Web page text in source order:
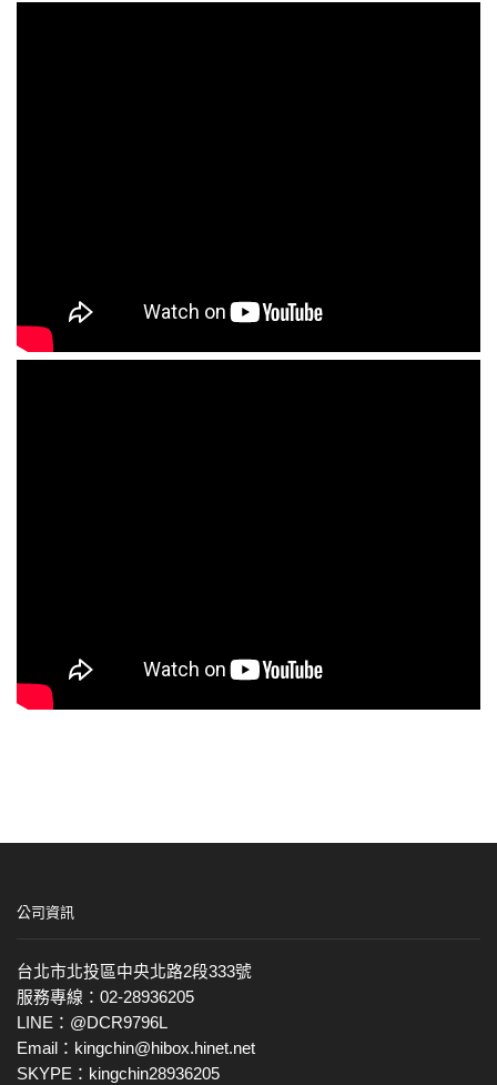
公司資訊
台北市北投區中央北路2段333號
服務專線：02-28936205
LINE：@DCR9796L
Email：kingchin@hibox.hinet.net
SKYPE：kingchin28936205